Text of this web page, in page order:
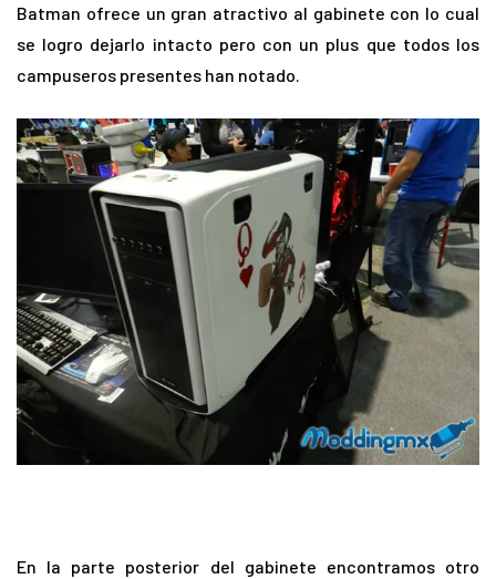
Batman ofrece un gran atractivo al gabinete con lo cual
se logro dejarlo intacto pero con un plus que todos los
campuseros presentes han notado.
En la parte posterior del gabinete encontramos otro